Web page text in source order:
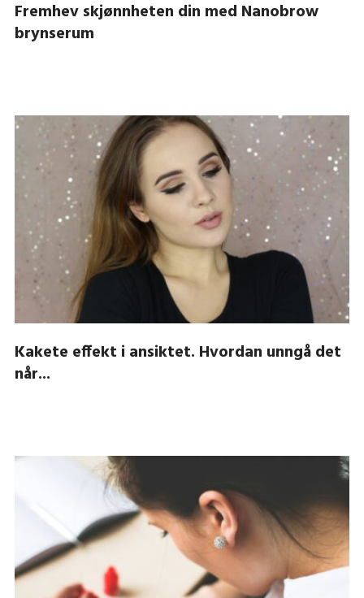
Fremhev skjønnheten din med Nanobrow
brynserum
Kakete effekt i ansiktet. Hvordan unngå det
når...